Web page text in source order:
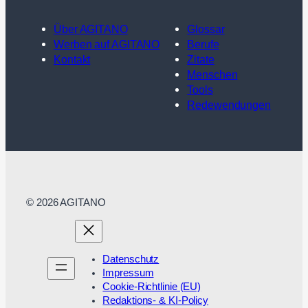
Über AGITANO
Werben auf AGITANO
Kontakt
Glossar
Berufe
Zitate
Menschen
Tools
Redewendungen
© 2026 AGITANO
Datenschutz
Impressum
Cookie-Richtlinie (EU)
Redaktions- & KI-Policy